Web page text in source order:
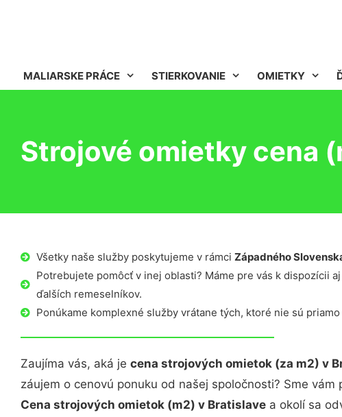
MALIARSKE PRÁCE STIERKOVANIE OMIETKY
Strojové omietky cena
Všetky naše služby poskytujeme v rámci Západného
Potrebujete pomôcť v inej oblasti? Máme pre vás k dispozícii
ďalších remeselníkov.
Ponúkame komplexné služby vrátane tých, ktoré nie sú
Zaujíma vás, aká je cena strojových omietok (za m2) v
záujem o cenovú ponuku od našej spoločnosti? Sme
Cena strojových omietok (m2) v Bratislave a okolí sa